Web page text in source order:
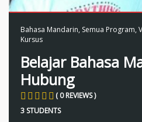
Bahasa Mandarin, Semua Program,
Kursus
Belajar Bahasa
Hubung
( 0 REVIEWS )
3 STUDENTS